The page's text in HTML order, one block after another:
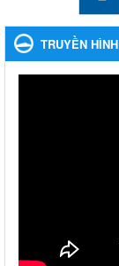
Phát động,
cười ngày mai"
năm học 2023-
Phát động, triển
Nhắc nhỡ thực
khoản thu trong
Ngày ban hành:
TRUYỀN